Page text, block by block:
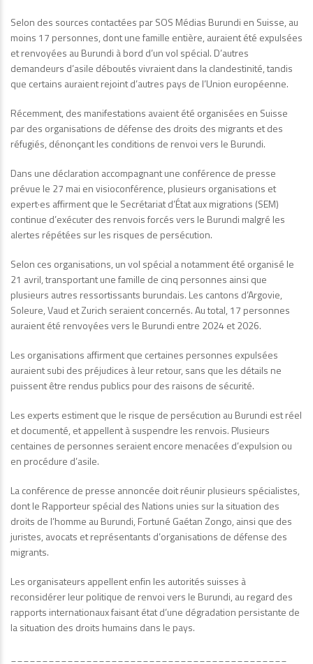
Selon des sources contactées par SOS Médias Burundi en Suisse, au
moins 17 personnes, dont une famille entière, auraient été expulsées
et renvoyées au Burundi à bord d’un vol spécial. D’autres
demandeurs d’asile déboutés vivraient dans la clandestinité, tandis
que certains auraient rejoint d’autres pays de l’Union européenne.
Récemment, des manifestations avaient été organisées en Suisse
par des organisations de défense des droits des migrants et des
réfugiés, dénonçant les conditions de renvoi vers le Burundi.
Dans une déclaration accompagnant une conférence de presse
prévue le 27 mai en visioconférence, plusieurs organisations et
expert·es affirment que le Secrétariat d’État aux migrations (SEM)
continue d’exécuter des renvois forcés vers le Burundi malgré les
alertes répétées sur les risques de persécution.
Selon ces organisations, un vol spécial a notamment été organisé le
21 avril, transportant une famille de cinq personnes ainsi que
plusieurs autres ressortissants burundais. Les cantons d’Argovie,
Soleure, Vaud et Zurich seraient concernés. Au total, 17 personnes
auraient été renvoyées vers le Burundi entre 2024 et 2026.
Les organisations affirment que certaines personnes expulsées
auraient subi des préjudices à leur retour, sans que les détails ne
puissent être rendus publics pour des raisons de sécurité.
Les experts estiment que le risque de persécution au Burundi est réel
et documenté, et appellent à suspendre les renvois. Plusieurs
centaines de personnes seraient encore menacées d’expulsion ou
en procédure d’asile.
La conférence de presse annoncée doit réunir plusieurs spécialistes,
dont le Rapporteur spécial des Nations unies sur la situation des
droits de l’homme au Burundi, Fortuné Gaétan Zongo, ainsi que des
juristes, avocats et représentants d’organisations de défense des
migrants.
Les organisateurs appellent enfin les autorités suisses à
reconsidérer leur politique de renvoi vers le Burundi, au regard des
rapports internationaux faisant état d’une dégradation persistante de
la situation des droits humains dans le pays.